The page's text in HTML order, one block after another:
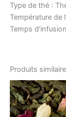
Type de thé :
Température de
Temps
Produits